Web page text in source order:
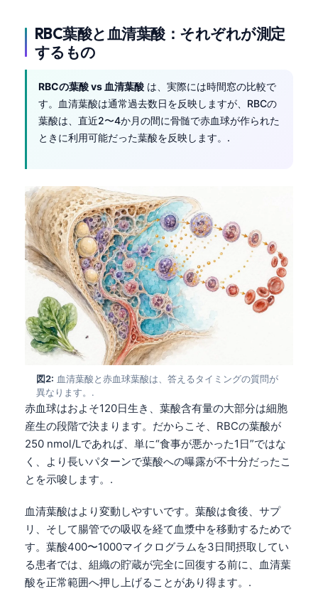
RBC葉酸と血清葉酸：それぞれが測定
するもの
RBCの葉酸 vs 血清葉酸 は、実際には時間窓の比較で
す。血清葉酸は通常過去数日を反映しますが、RBCの
葉酸は、直近2〜4か月の間に骨髄で赤血球が作られた
ときに利用可能だった葉酸を反映します。.
図2: 血清葉酸と赤血球葉酸は、答えるタイミングの質問が
異なります。.
赤血球はおよそ120日生き、葉酸含有量の大部分は細胞
産生の段階で決まります。だからこそ、RBCの葉酸が
250 nmol/Lであれば、単に“食事が悪かった1日”ではな
く、より長いパターンで葉酸への曝露が不十分だったこ
とを示唆します。.
血清葉酸はより変動しやすいです。葉酸は食後、サプ
リ、そして腸管での吸収を経て血漿中を移動するためで
す。葉酸400〜1000マイクログラムを3日間摂取してい
る患者では、組織の貯蔵が完全に回復する前に、血清葉
酸を正常範囲へ押し上げることがあり得ます。.